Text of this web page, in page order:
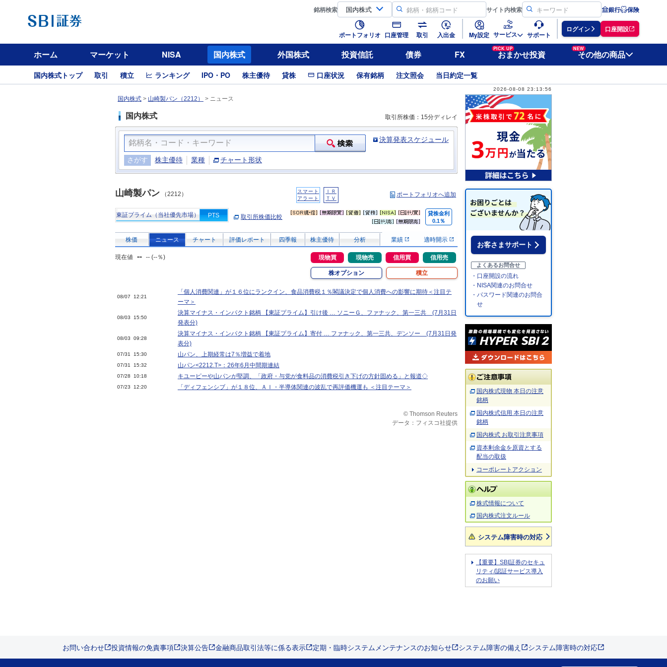
銘柄検索 サイト内検索 銀行 保険
ポートフォリオ 口座管理 取引 入出金 My設定 サービス サポート
ログイン 口座開設
ホーム マーケット NISA 国内株式 外国株式 投資信託 債券 FX
PICK UP
おまかせ投資
NEW
その他の商品
国内株式トップ 取引 積立 ランキング IPO・PO 株主優待 貸株 口座状況 保有銘柄 注文照会 当日約定一覧
2026-08-08 23:13:56
国内株式 > 山崎製パン（2212） > ニュース
国内株式 取引所株価：15分ディレイ
決算発表スケジュール
さがす 株主優待 業種 チャート形状
山崎製パン （2212）
スマート
アラート
ＩＲ
ＴＶ
ポートフォリオへ追加
東証プライム（当社優先市場） PTS 取引所株価比較
貸株金利
0.1％
株価 ニュース チャート 評価レポート 四季報 株主優待 分析 業績 適時開示
現在値 -- -- (--％) 現物買 現物売 信用買 信用売
株オプション 積立
08/07 12:21
「個人消費関連」が１６位にランクイン、食品消費税１％閣議決定で個人消費への影響に期待＜注目テ
ーマ＞
08/03 15:50
決算マイナス・インパクト銘柄 【東証プライム】引け後 … ソニーＧ、ファナック、第一三共 (7月31日
発表分)
08/03 09:28
決算マイナス・インパクト銘柄 【東証プライム】寄付 … ファナック、第一三共、デンソー (7月31日発
表分)
07/31 15:30 山パン、上期経常は7％増益で着地
07/31 15:32 山パン<2212.T>：26年6月中間期連結
07/28 10:18 キユーピーや山パンが堅調、「政府・与党が食料品の消費税引き下げの方針固める」と報道◇
07/23 12:20 「ディフェンシブ」が１８位、ＡＩ・半導体関連の波乱で再評価機運も ＜注目テーマ＞
© Thomson Reuters
データ：フィスコ社提供
お客さまサポート
よくあるお問合せ
・口座開設の流れ
・NISA関連のお問合せ
・パスワード関連のお問合
せ
国内株式現物 本日の注意
銘柄
国内株式信用 本日の注意
銘柄
国内株式 お取引注意事項
資本剰余金を原資とする
配当の取扱
コーポレートアクション
株式情報について
国内株式注文ルール
システム障害時の対応
【重要】SBI証券のセキュ
リティ/認証サービス導入
のお願い
お問い合わせ 投資情報の免責事項 決算公告 金融商品取引法等に係る表示 定期・臨時システムメンテナンスのお知らせ システム障害の備え システム障害時の対応